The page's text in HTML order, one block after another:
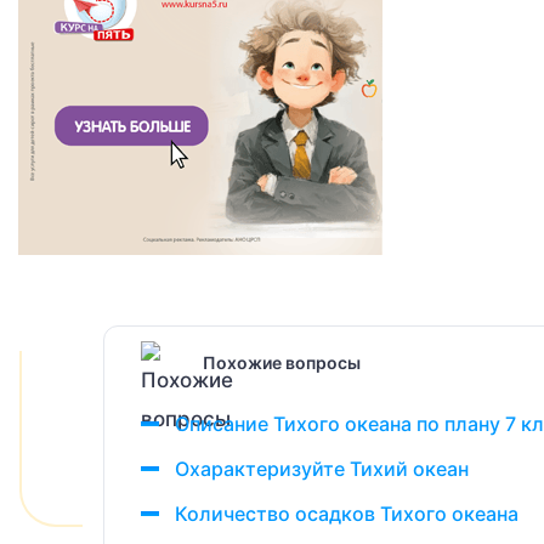
Похожие вопросы
Описание Тихого океана по плану 7
Охарактеризуйте Тихий океан
Количество осадков Тихого океана